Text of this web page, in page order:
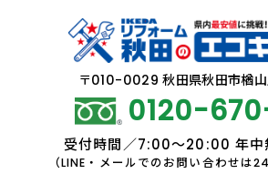
〒010-0029 秋田県秋田市楢
0120-
受付時間／7:00～20:00 年中
（LINE・メールでのお問い合わせは